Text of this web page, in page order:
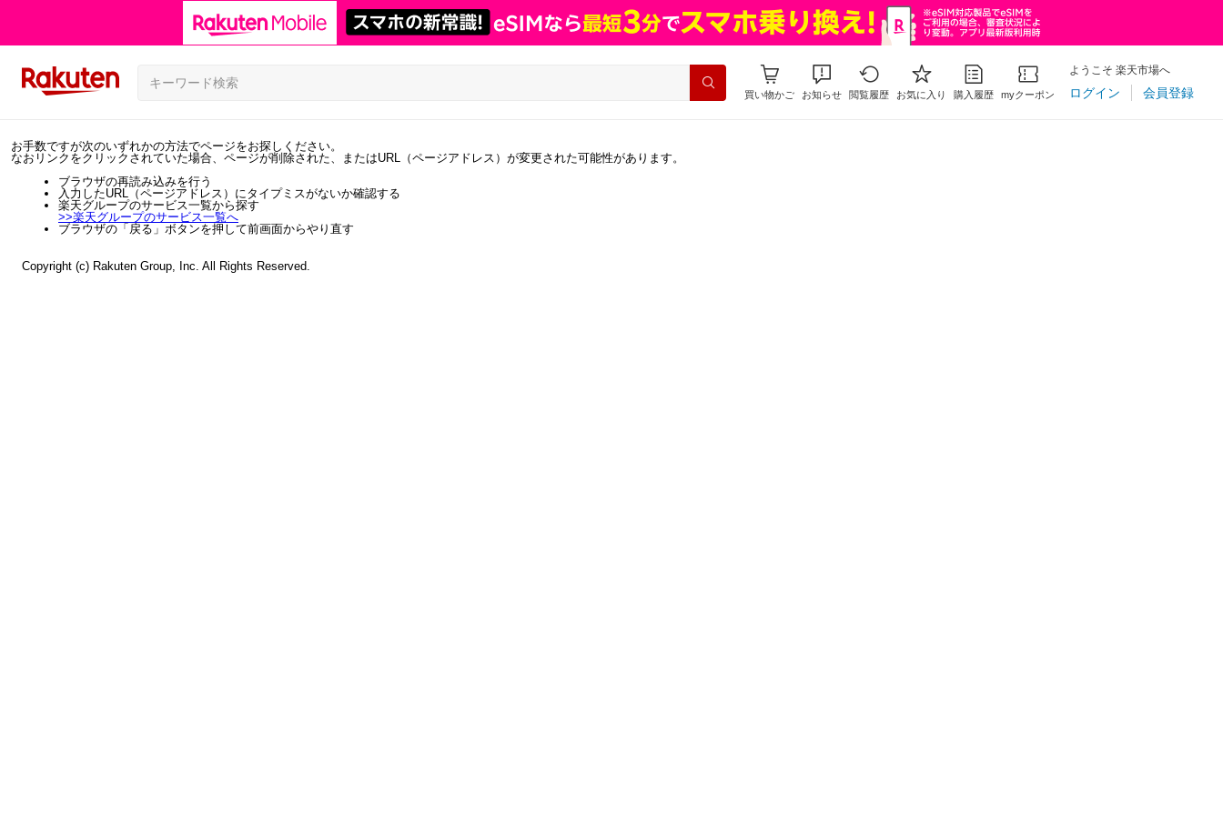
買い物かご お知らせ 閲覧履歴 お気に入り 購入履歴 myクーポン
ようこそ 楽天市場へ
ログイン 会員登録
お手数ですが次のいずれかの方法でページをお探しください。
なおリンクをクリックされていた場合、ページが削除された、またはURL（ページアドレス）が変更された可能性があります。
ブラウザの再読み込みを行う
入力したURL（ページアドレス）にタイプミスがないか確認する
楽天グループのサービス一覧から探す
>>楽天グループのサービス一覧へ
ブラウザの「戻る」ボタンを押して前画面からやり直す
Copyright (c) Rakuten Group, Inc. All Rights Reserved.